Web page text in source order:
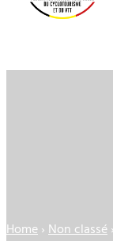
Home›Non classé›